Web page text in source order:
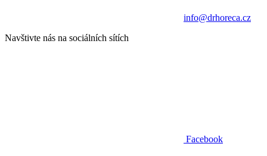
info@drhoreca.cz
Navštivte nás na sociálních sítích
Facebook